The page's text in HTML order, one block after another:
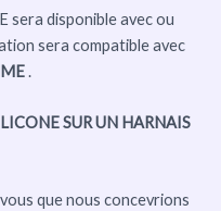
sera disponible avec ou
sera compatible avec
.
SUR UN HARNAIS
que nous concevrions